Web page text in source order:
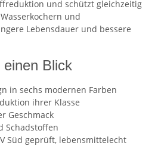
und schützt gleichzeitig
und
Lebensdauer und bessere
einen Blick
in sechs modernen Farben
ihrer Klasse
Geschmack
Schadstoffen
Süd geprüft, lebensmittelecht